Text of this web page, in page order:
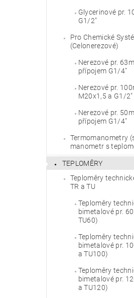
Glycerinové pr.
G1/2"
Pro Chemické
(Celonerezové)
Nerezové pr.
přípojem G1/4"
Nerezové pr.
M20x1,5 a G1/2"
Nerezové pr.
přípojem G1/4"
Termomanometry
manometr s
TEPLOMĚRY
Teploměry
TR a TU
Teploměry
bimetalové pr.
TU60)
Teploměry
bimetalové pr.
a TU100)
Teploměry
bimetalové pr.
a TU120)